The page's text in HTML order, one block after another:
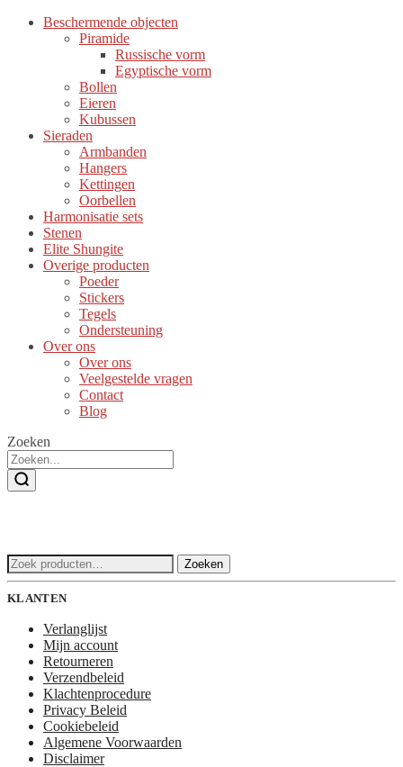
Beschermende objecten
Piramide
Russische vorm
Egyptische vorm
Bollen
Eieren
Kubussen
Sieraden
Armbanden
Hangers
Kettingen
Oorbellen
Harmonisatie sets
Stenen
Elite Shungite
Overige producten
Poeder
Stickers
Tegels
Ondersteuning
Over ons
Over ons
Veelgestelde vragen
Contact
Blog
Zoeken
Zoeken
naar:
Zoeken
KLANTEN
Verlanglijst
Mijn account
Retourneren
Verzendbeleid
Klachtenprocedure
Privacy Beleid
Cookiebeleid
Algemene Voorwaarden
Disclaimer